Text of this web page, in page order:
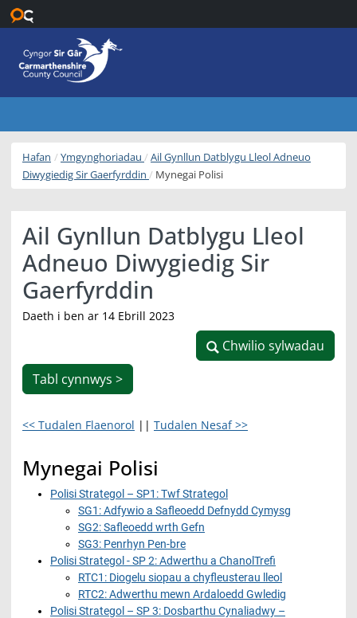
Hafan Ymgynghoriadau
Ail Gynllun Datblygu Lleol Adneuo
Diwygiedig Sir Gaerfyrddin
Mynegai Polisi
Ail Gynllun Datblygu Lleol
Adneuo Diwygiedig Sir
Gaerfyrddin
Daeth i ben ar 14 Ebrill 2023
Chwilio sylwadau
Chwilio sylwadau
Tabl cynnwys >
<< Tudalen Flaenorol || Tudalen Nesaf >>
Mynegai Polisi
Polisi Strategol – SP1: Twf Strategol
SG1: Adfywio a Safleoedd Defnydd Cymysg
SG2: Safleoedd wrth Gefn
SG3: Penrhyn Pen-bre
Polisi Strategol - SP 2: Adwerthu a ChanolTrefi
RTC1: Diogelu siopau a chyfleusterau lleol
RTC2: Adwerthu mewn Ardaloedd Gwledig
Polisi Strategol – SP 3: Dosbarthu Cynaliadwy –